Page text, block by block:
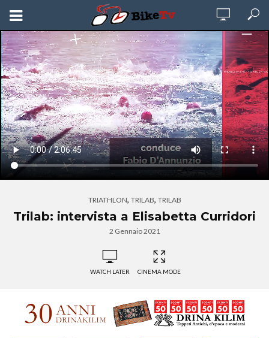
TRIATHLON, TRILAB, TRILAB
Trilab: intervista a Elisabetta Curridori
2 Gennaio 2021
WATCH LATER CINEMA MODE